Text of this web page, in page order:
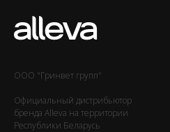
ООО "Гринвет групп"
Официальный дистрибьютор
бренда Alleva на территории
Республики Беларусь